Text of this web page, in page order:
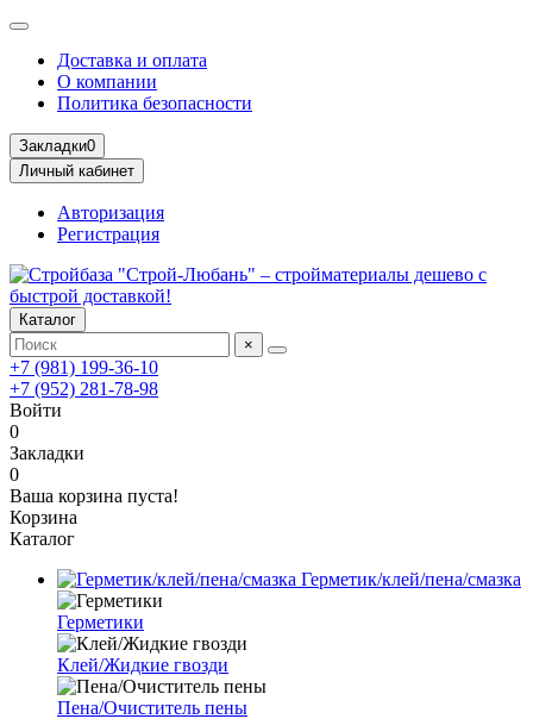
Доставка и оплата
О компании
Политика безопасности
Закладки0
Личный кабинет
Авторизация
Регистрация
Каталог
×
+7 (981) 199-36-10
+7 (952) 281-78-98
Войти
0
Закладки
0
Ваша корзина пуста!
Корзина
Каталог
Герметик/клей/пена/смазка
Герметики
Клей/Жидкие гвозди
Пена/Очиститель пены